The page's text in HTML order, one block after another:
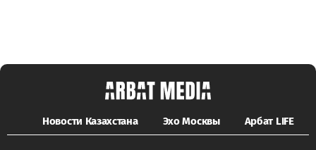
Новости Казахстана Эхо Москвы Арбат LIFE